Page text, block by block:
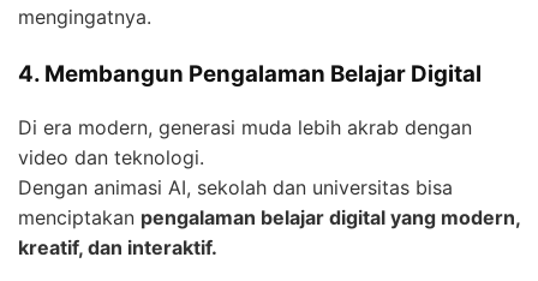
mengingatnya.
4. Membangun Pengalaman Belajar Digital
Di era modern, generasi muda lebih akrab dengan
video dan teknologi.
Dengan animasi AI, sekolah dan universitas bisa
menciptakan pengalaman belajar digital yang modern,
kreatif, dan interaktif.